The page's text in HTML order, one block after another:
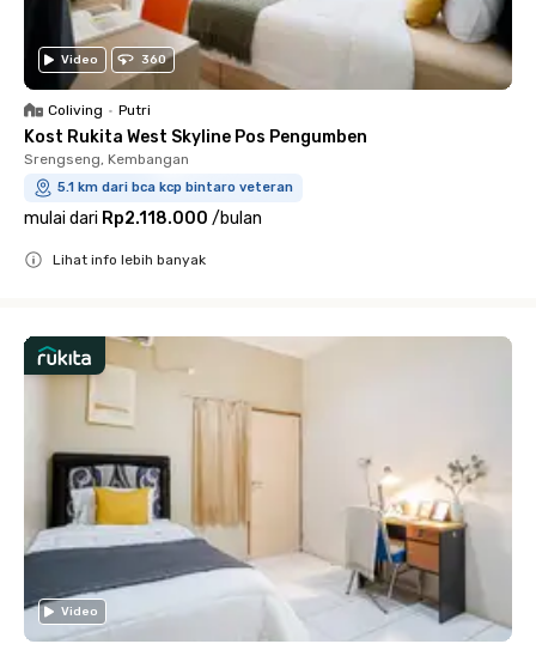
Video 360
Coliving • Putri
Kost Rukita West Skyline Pos Pengumben
Srengseng, Kembangan
5.1 km dari bca kcp bintaro veteran
mulai dari Rp2.118.000 /bulan
Lihat info lebih banyak
Video